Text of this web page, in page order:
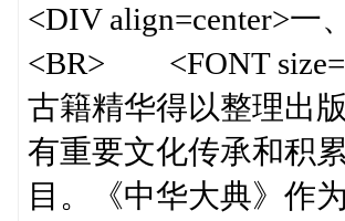
<DIV align=center>一
<BR> <FONT
古籍精华得以整理出
有重要文化传承和积
目。《中华大典》作